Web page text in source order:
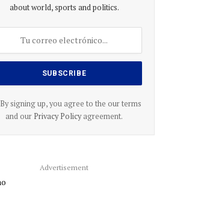
about world, sports and politics.
By signing up, you agree to the our terms
and our Privacy Policyagreement.
Advertisement